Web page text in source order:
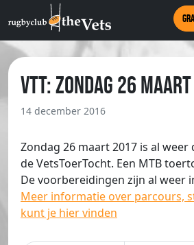
VTT: Zondag 26 Maart
14 december 2016
Zondag 26 maart 2017 is al weer
de VetsToerTocht. Een MTB
De voorbereidingen zijn al weer
Meer informatie over parcours,
kunt je hier vinden